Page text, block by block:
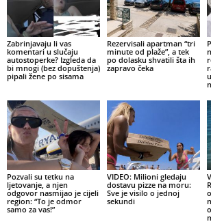
Zabrinjavaju li vas
komentari u slučaju
autostoperke? Izgleda da
bi mnogi (bez dopuštenja)
pipali žene po sisama
Rezervisali apartman “tri
minute od plaže”, a tek
po dolasku shvatili šta ih
zapravo čeka
Pozvali su tetku na
ljetovanje, a njen
odgovor nasmijao je cijeli
region: “To je odmor
samo za vas!”
VIDEO: Milioni gledaju
dostavu pizze na moru:
Sve je visilo o jednoj
sekundi